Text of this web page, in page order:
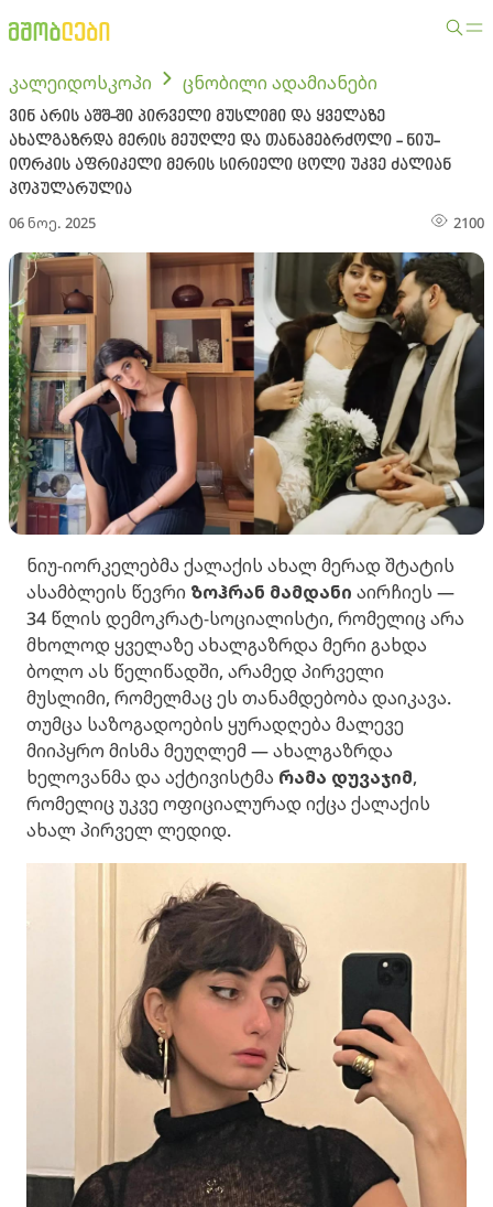
კალეიდოსკოპი ცნობილი ადამიანები
ვინ არის აშშ-ში პირველი მუსლიმი და ყველაზე
ახალგაზრდა მერის მეუღლე და თანამებრძოლი - ნიუ-
იორკის აფრიკელი მერის სირიელი ცოლი უკვე ძალიან
პოპულარულია
06 ნოე. 2025 2100
ნიუ-იორკელებმა ქალაქის ახალ მერად შტატის
ასამბლეის წევრი ზოჰრან მამდანი აირჩიეს —
34 წლის დემოკრატ-სოციალისტი, რომელიც არა
მხოლოდ ყველაზე ახალგაზრდა მერი გახდა
ბოლო ას წელიწადში, არამედ პირველი
მუსლიმი, რომელმაც ეს თანამდებობა დაიკავა.
თუმცა საზოგადოების ყურადღება მალევე
მიიპყრო მისმა მეუღლემ — ახალგაზრდა
ხელოვანმა და აქტივისტმა რამა დუვაჯიმ,
რომელიც უკვე ოფიციალურად იქცა ქალაქის
ახალ პირველ ლედიდ.